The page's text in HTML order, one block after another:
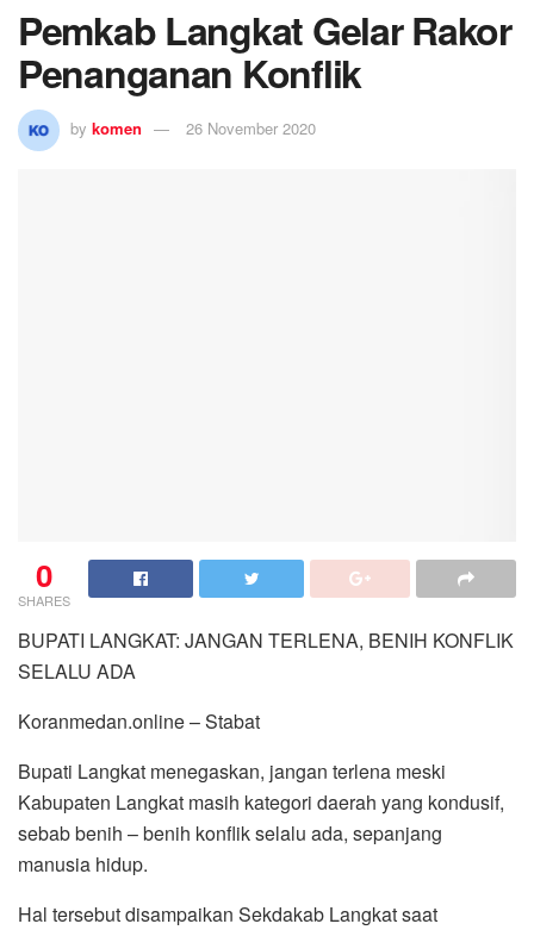
Pemkab Langkat Gelar Rakor
Penanganan Konflik
by komen 26 November 2020
0
SHARES
BUPATI LANGKAT: JANGAN TERLENA, BENIH KONFLIK
SELALU ADA
Koranmedan.online – Stabat
Bupati Langkat menegaskan, jangan terlena meski
Kabupaten Langkat masih kategori daerah yang kondusif,
sebab benih – benih konflik selalu ada, sepanjang
manusia hidup.
Hal tersebut disampaikan Sekdakab Langkat saat